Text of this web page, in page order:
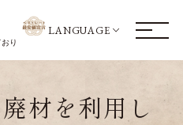
り
LANGUAGE
材を利用し